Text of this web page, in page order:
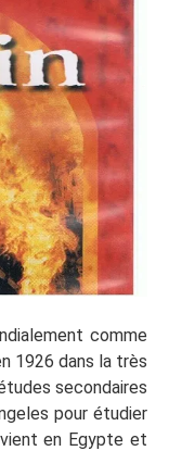
comme
1926 dans la très
secondaires
pour étudier
en Egypte et